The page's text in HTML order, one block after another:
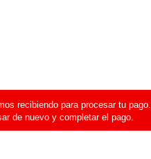
recibiendo para procesar tu pago.
de nuevo y completar el pago.